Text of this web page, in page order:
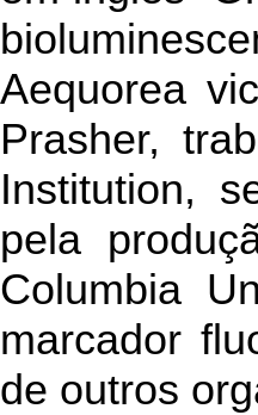
Aequorea
Prasher,
Institution,
pela
Columbia
marcador
de outros